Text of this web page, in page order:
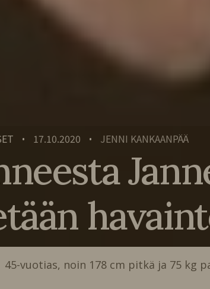
• 17.10.2020 • JENNI KANKAANPÄÄ
vuotias, noin 178 cm pitkä ja 75 kg